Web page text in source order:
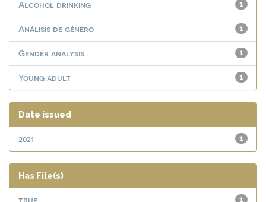
1
Alcohol drinking
1
Análisis de género
1
Gender analysis
1
Young adult
Date issued
1
2021
Has File(s)
1
true